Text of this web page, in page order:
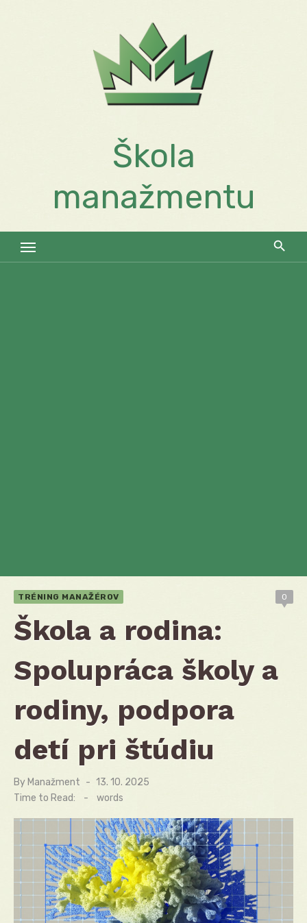
Škola
manažmentu
TRÉNING MANAŽÉROV 0
Škola a rodina:
Spolupráca školy a
rodiny, podpora
detí pri štúdiu
By Manažment
Posted
on
13. 10. 2025
Time to Read:
- words